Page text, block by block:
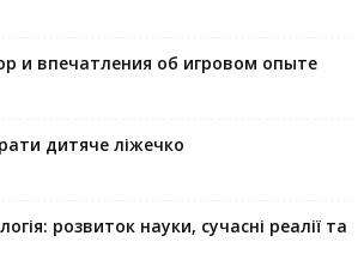
и впечатления об игровом опыте
дитяче ліжечко
розвиток науки, сучасні реалії та